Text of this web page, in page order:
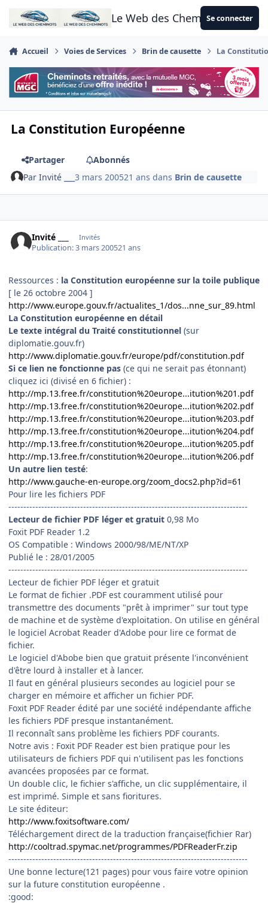
Aller au contenu
Le Web des CheminotsSe connecter
Accueil Voies de Services Brin de causette La
La Constitution Européenne
Partager
Abonnés
ParInvité ___3 mars 200521 ans dans Brin de causette
Invité ___ Invités
Publication:3 mars 200521 ans
Ressources : la Constitution européenne sur la toile publique
[ le 26 octobre 2004 ]
http://www.europe.gouv.fr/actualites_1/dos...nne_sur_89.html
La Constitution européenne en détail
Le texte intégral du Traité constitutionnel (sur
diplomatie.gouv.fr)
http://www.diplomatie.gouv.fr/europe/pdf/constitution.pdf
Si ce lien ne fonctionne pas (ce qui ne serait pas étonnant)
cliquez ici (divisé en 6 fichier) :
http://mp.13.free.fr/constitution%20europe...itution%201.pdf
http://mp.13.free.fr/constitution%20europe...itution%202.pdf
http://mp.13.free.fr/constitution%20europe...itution%203.pdf
http://mp.13.free.fr/constitution%20europe...itution%204.pdf
http://mp.13.free.fr/constitution%20europe...itution%205.pdf
http://mp.13.free.fr/constitution%20europe...itution%206.pdf
Un autre lien testé:
http://www.gauche-en-europe.org/zoom_docs2.php?id=61
Pour lire les fichiers PDF
--------------------------------------------------------------------------------
Lecteur de fichier PDF léger et gratuit 0,98 Mo
Foxit PDF Reader 1.2
OS Compatible : Windows 2000/98/ME/NT/XP
Publié le : 28/01/2005
--------------------------------------------------------------------------------
Lecteur de fichier PDF léger et gratuit
Le format de fichier .PDF est couramment utilisé pour
transmettre des documents "prêt à imprimer" sur tout type
de machine et de système d'exploitation. On utilise en général
le logiciel Acrobat Reader d'Adobe pour lire ce format de
fichier.
Le logiciel d'Abobe bien que gratuit présente l'inconvénient
d'être lourd à installer et à lancer.
Il faut en général plusieurs secondes au logiciel pour se
charger en mémoire et afficher un fichier PDF.
Foxit PDF Reader édité par une société indépendante affiche
les fichiers PDF presque instantanément.
Il reconnaît sans problème les fichiers PDF courants.
Notre avis : Foxit PDF Reader est bien pratique pour les
utilisateurs de fichiers PDF qui n'utilisent pas les fonctions
avancées proposées par ce format.
Un double clic, le fichier s'affiche, un clic supplémentaire, il
est imprimé. Simple et sans fioritures.
Le site éditeur:
http://www.foxitsoftware.com/
Téléchargement direct de la traduction française(fichier Rar)
http://cooltrad.spymac.net/programmes/PDFReaderFr.zip
--------------------------------------------------------------------------------
Une bonne lecture(121 pages) pour vous faire votre opinion
sur la future constitution européenne .
:good: